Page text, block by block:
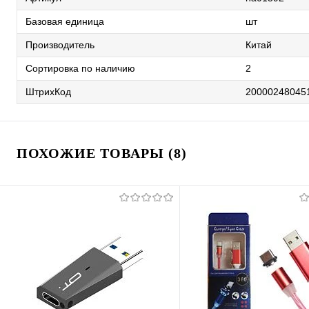
Базовая единица шт
Производитель Китай
Сортировка по наличию 2
ШтрихКод
ПОХОЖИЕ ТОВАРЫ (8)